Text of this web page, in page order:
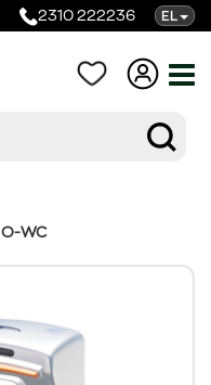
2310 222236 EL
WC